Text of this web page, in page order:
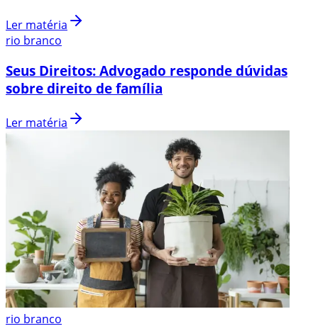
Ler matéria
rio branco
Seus Direitos: Advogado responde dúvidas
sobre direito de família
Ler matéria
rio branco